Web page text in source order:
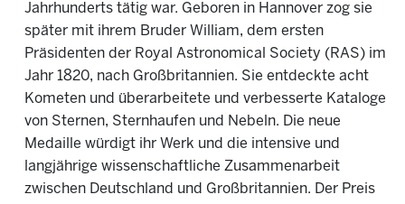
Jahrhunderts tätig war. Geboren in Hannover zog sie
später mit ihrem Bruder William, dem ersten
Präsidenten der Royal Astronomical Society (RAS) im
Jahr 1820, nach Großbritannien. Sie entdeckte acht
Kometen und überarbeitete und verbesserte Kataloge
von Sternen, Sternhaufen und Nebeln. Die neue
Medaille würdigt ihr Werk und die intensive und
langjährige wissenschaftliche Zusammenarbeit
zwischen Deutschland und Großbritannien. Der Preis